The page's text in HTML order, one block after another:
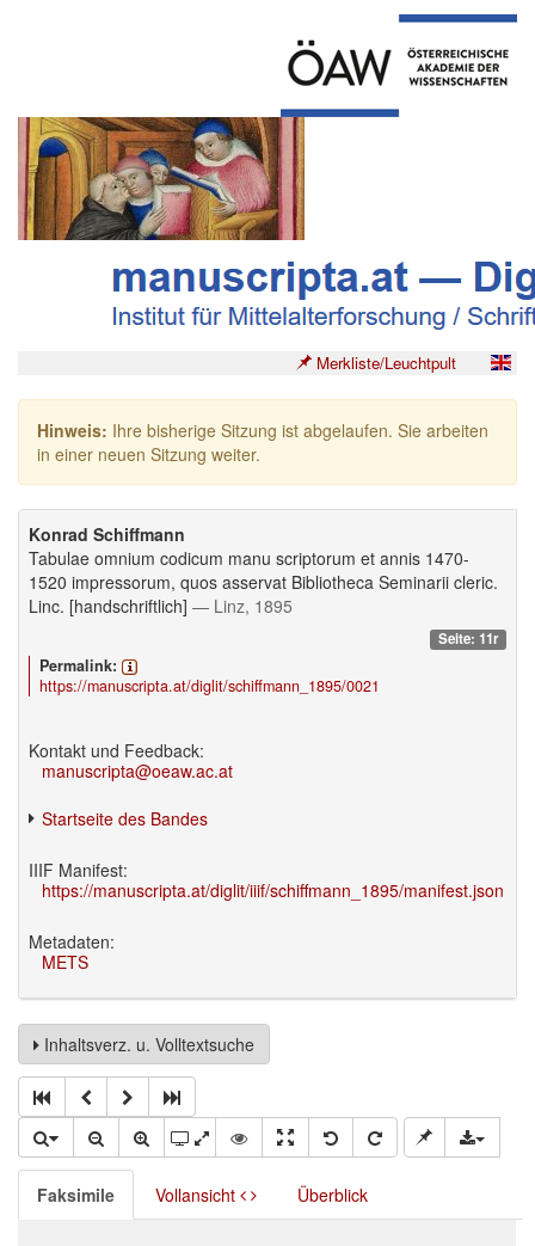
Merkliste/Leuchtpult
Hinweis: Ihre bisherige Sitzung ist abgelaufen. Sie arbeiten
in einer neuen Sitzung weiter.
Konrad Schiffmann
Tabulae omnium codicum manu scriptorum et annis 1470-
1520 impressorum, quos asservat Bibliotheca Seminarii cleric.
Linc. [handschriftlich] — Linz, 1895
Seite: 11r
Permalink:
https://manuscripta.at/diglit/schiffmann_1895/0021
Kontakt und Feedback:
manuscripta@oeaw.ac.at
Startseite des Bandes
IIIF Manifest:
https://manuscripta.at/diglit/iiif/schiffmann_1895/manifest.json
Metadaten:
METS
Inhaltsverz. u. Volltextsuche
Faksimile Vollansicht Überblick